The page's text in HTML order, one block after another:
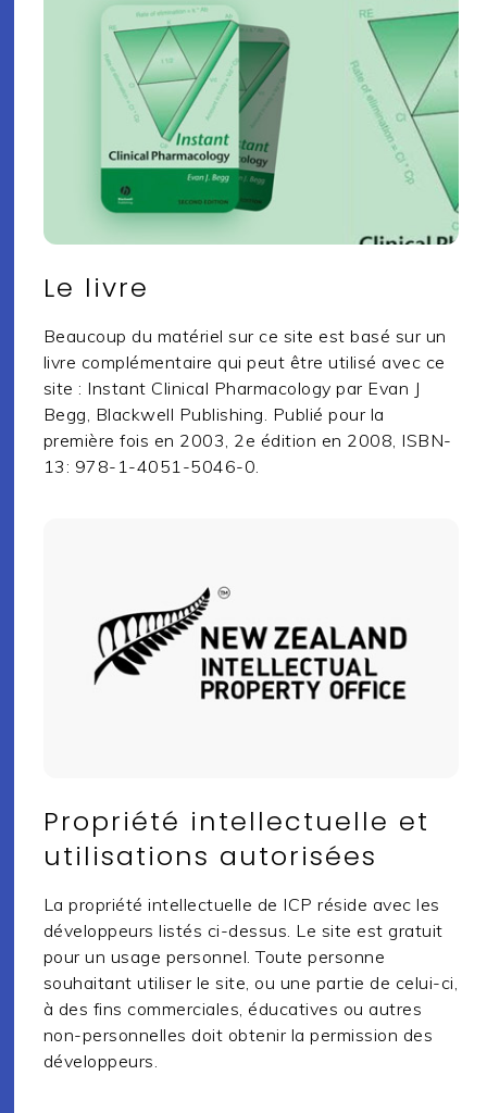
Le livre
Beaucoup du matériel sur ce site est basé sur un
livre complémentaire qui peut être utilisé avec ce
site : Instant Clinical Pharmacology par Evan J
Begg, Blackwell Publishing. Publié pour la
première fois en 2003, 2e édition en 2008, ISBN-
13: 978-1-4051-5046-0.
Propriété intellectuelle et
utilisations autorisées
La propriété intellectuelle de ICP réside avec les
développeurs listés ci-dessus. Le site est gratuit
pour un usage personnel. Toute personne
souhaitant utiliser le site, ou une partie de celui-ci,
à des fins commerciales, éducatives ou autres
non-personnelles doit obtenir la permission des
développeurs.